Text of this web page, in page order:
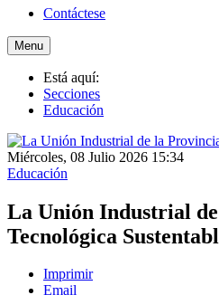
Contáctese
Menu
Está aquí:
Secciones
Educación
Miércoles, 08 Julio 2026 15:34
Educación
La Unión Industrial
Tecnológica
Imprimir
Email